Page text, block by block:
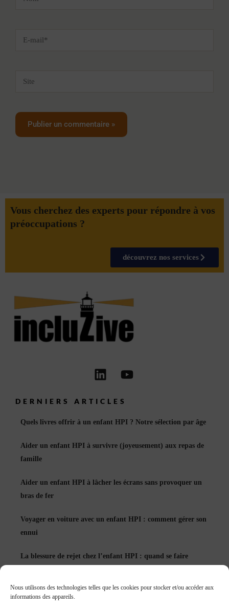
Nous utilisons des technologies telles que les cookies pour stocker et/ou accéder aux
informations des appareils.
Site
Vous cherchez des experts pour répondre à vos
préoccupations ?
découvrez nos services
LinkedinYoutube
DERNIERS ARTICLES
Quels livres offrir à un enfant HPI ? Notre sélection par âge
Aider un enfant HPI à survivre (joyeusement) aux repas de
famille
Aider un enfant HPI à lâcher les écrans sans provoquer un
bras de fer
Voyager en voiture avec un enfant HPI : comment gérer son
ennui
La blessure de rejet chez l’enfant HPI : quand se faire
Échec et enfant HPI : apprendre à rater peut tout changer